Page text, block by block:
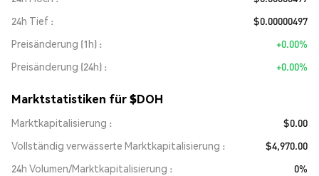
24h Tief
$0.00000497
Preisänderung (1h)
+0.00%
Preisänderung (24h)
+0.00%
Marktstatistiken für $DOH
Marktkapitalisierung
$0.00
Vollständig verwässerte Marktkapitalisierung
$4,970.00
24h Volumen/Marktkapitalisierung
0%